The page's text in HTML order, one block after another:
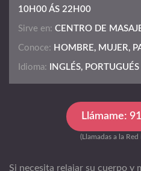
10H00 ÁS 22H00
Sirve en: CENTRO DE
Conoce: HOMBRE, MUJER,
Idioma: INGLÉS, PORTUGUÉS
Llámame:
(Llamadas a la
Si necesita relajar su cuerpo y